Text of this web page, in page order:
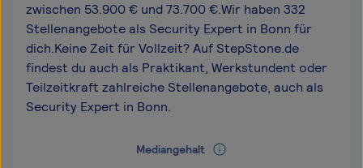
zwischen 53.900 € und 73.700 €.Wir haben 332
Stellenangebote als Security Expert in Bonn für
dich.Keine Zeit für Vollzeit? Auf StepStone.de
findest du auch als Praktikant, Werkstundent oder
Teilzeitkraft zahlreiche Stellenangebote, auch als
Security Expert in Bonn.
Mediangehalt